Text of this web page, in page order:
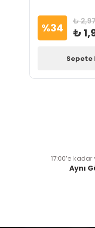
%34 ₺
₺
Sepete
17:00’e
Aynı